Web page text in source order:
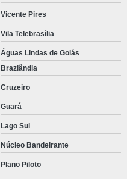
Vicente Pires
Vila Telebrasília
Águas Lindas de Goiás
Brazlândia
Cruzeiro
Guará
Lago Sul
Núcleo Bandeirante
Plano Piloto